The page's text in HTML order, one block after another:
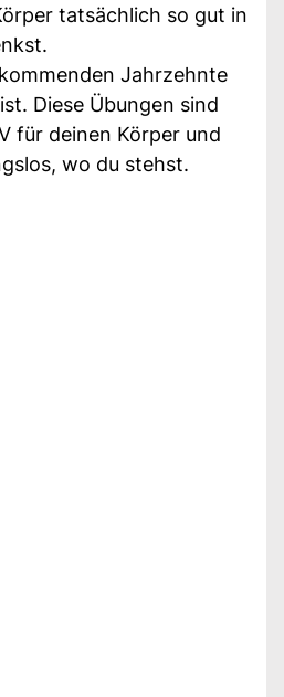
tatsächlich so gut in
Jahrzehnte
Diese Übungen sind
für deinen Körper und
wo du stehst.